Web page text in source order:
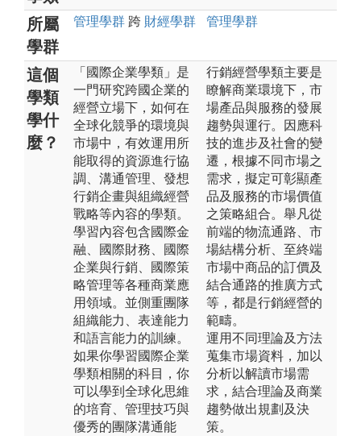
所屬
學群
管理學群 跨 財經學群 管理學群
這個
學類
學什
麼？
「國際企業學類」是
一門研究跨國企業的
經營立場下，如何在
全球化競爭的環境與
市場中，有效運用所
能取得的資源進行協
調、溝通管理、發想
行銷企畫與組織經營
戰略等內容的學類。
學習內容包含國際金
融、國際財務、國際
企業與行銷、國際策
略管理等各種商業應
用領域。並側重團隊
組織能力、表達能力
和語言能力的訓練。
如果你學習國際企業
學類相關的科目，你
可以學到全球化思維
的培育、管理技巧與
優秀的團隊溝通能
行銷經營學類主要是
瞭解商業環境下，市
場產品與服務的發展
趨勢與運行。因應科
技的進步及社會的變
遷，根據不同市場之
需求，擬定可彰顯產
品及服務的市場價值
之策略組合。舉凡從
前端的物流通路、市
場結構分析、至終端
市場中商品的訂價及
結合通路的推廣方式
等，都是行銷經營的
範疇。
運用不同理論及方法
蒐集市場資料，加以
分析以解讀市場需
求，結合理論及商業
趨勢做出規劃及決
策。